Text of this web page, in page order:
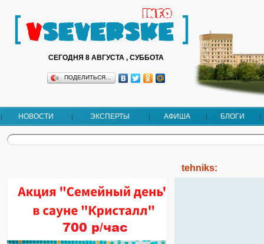
СЕГОДНЯ 8 АВГУСТА , СУББОТА
ПОДЕЛИТЬСЯ…
НОВОСТИ ЭКСПЕРТЫ АФИША БЛОГИ
tehniks: